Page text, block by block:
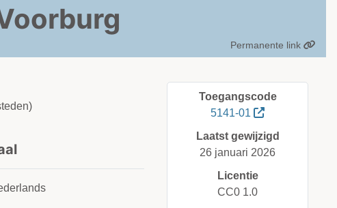
Permanente link
Toegangscode
5141-01
Laatst gewijzigd
26 januari 2026
Licentie
CC0 1.0